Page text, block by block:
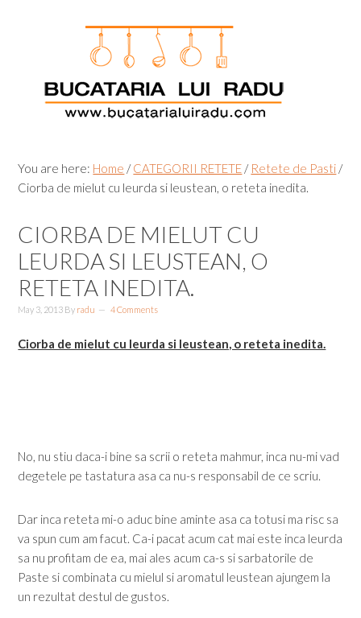
You are here: Home / CATEGORII RETETE / Retete de Pasti /
Ciorba de mielut cu leurda si leustean, o reteta inedita.
CIORBA DE MIELUT CU
LEURDA SI LEUSTEAN, O
RETETA INEDITA.
May 3, 2013 By radu 4 Comments
Ciorba de mielut cu leurda si leustean, o reteta inedita.
No, nu stiu daca-i bine sa scrii o reteta mahmur, inca nu-mi vad
degetele pe tastatura asa ca nu-s responsabil de ce scriu.
Dar inca reteta mi-o aduc bine aminte asa ca totusi ma risc sa
va spun cum am facut. Ca-i pacat acum cat mai este inca leurda
sa nu profitam de ea, mai ales acum ca-s si sarbatorile de
Paste si combinata cu mielul si aromatul leustean ajungem la
un rezultat destul de gustos.